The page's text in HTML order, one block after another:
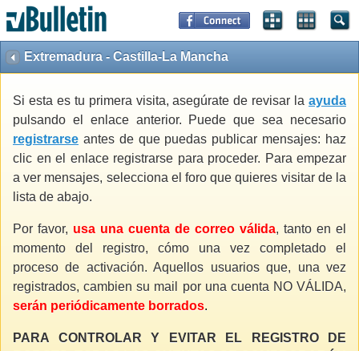
Extremadura - Castilla-La Mancha
Si esta es tu primera visita, asegúrate de revisar la ayuda
pulsando el enlace anterior. Puede que sea necesario
registrarse antes de que puedas publicar mensajes: haz
clic en el enlace registrarse para proceder. Para empezar
a ver mensajes, selecciona el foro que quieres visitar de la
lista de abajo.
Por favor, usa una cuenta de correo válida, tanto en el
momento del registro, cómo una vez completado el
proceso de activación. Aquellos usuarios que, una vez
registrados, cambien su mail por una cuenta NO VÁLIDA,
serán periódicamente borrados.
PARA CONTROLAR Y EVITAR EL REGISTRO DE